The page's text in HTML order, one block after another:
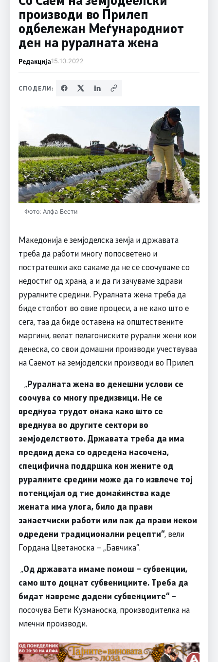
производи во Прилеп
одбележан Меѓународниот
ден на руралната жена
Редакција15.10.2022
СПОДЕЛИ:
Фото: Алфа Вести
Македонија е земјоделска земја и државата
треба да работи многу попосветено и
постратешки ако сакаме да не се соочуваме со
недостиг од храна, а и да ги зачуваме здрави
руралните средини. Руралната жена треба да
биде столбот во овие процеси, а не како што е
сега, таа да биде оставена на општествените
маргини, велат пелагониските рурални жени кои
денеска, со свои домашни производи учествуваа
на Саемот на земјоделски производи во Прилеп.
„Руралната жена во денешни услови се
соочува со многу предизвици. Не се
вреднува трудот онака како што се
вреднува во другите сектори во
земјоделството. Државата треба да има
предвид дека со одредена насочена,
специфична поддршка кон жените од
руралните средини може да го извлече тој
потенцијал од тие домаќинства каде
жената има улога, било да прави
занаетчиски работи или пак да прави некои
одредени традиционални рецепти“, вели
Гордана Цветаноска – „Бавчика“.
„Од државата имаме помош – субвенции,
само што доцнат субвенициите. Треба да
бидат навреме дадени субвенциите“–
посочува Бети Кузманоска, производителка на
млечни производи.